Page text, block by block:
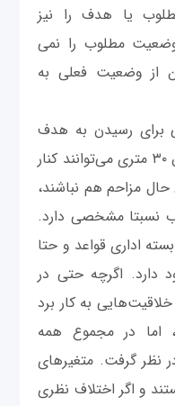
یا هدف را نیز
مطلوب را نمی
از وضعیت فعلی به
برای رسیدن به هدف
دارند. این که چند نفر در یک اتاق ۳۰ متری می‌توانند کنار
حال مزاحم هم نباشند،
نسبتا مشخصی دارد.
اداری قواعد و حتا
دارد. اگرچه حتی در
به کار برد
اما در مجموع همه
نظر گرفت. متغیرهای
و اگر اختلاف نظری